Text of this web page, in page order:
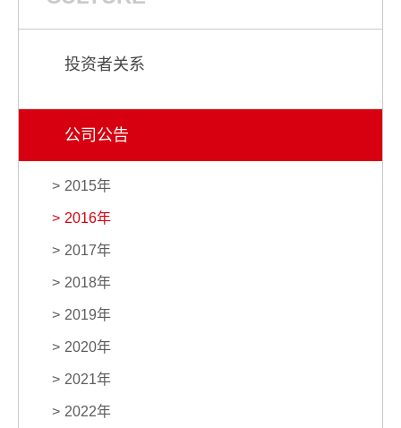
投资者关系
公司公告
2015年
2016年
2017年
2018年
2019年
2020年
2021年
2022年